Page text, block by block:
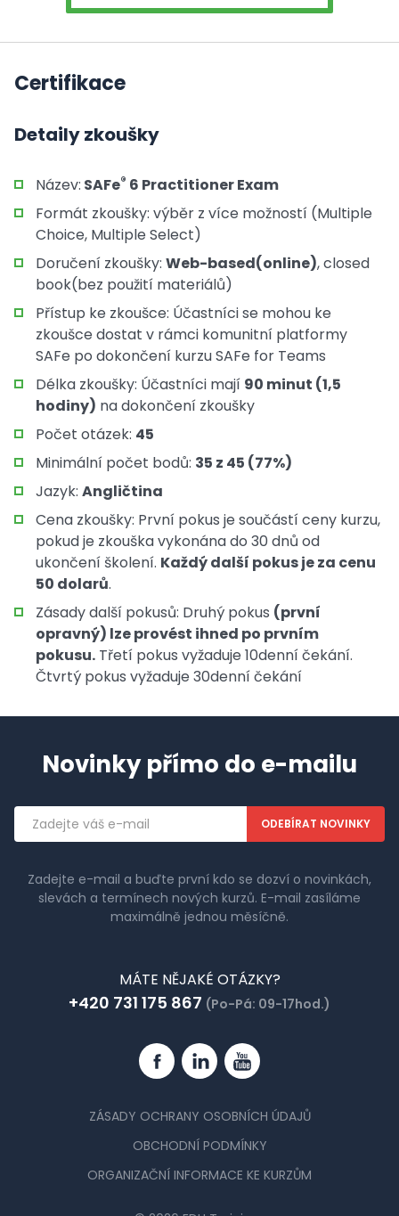
Certifikace
Detaily zkoušky
Název: SAFe® 6 Practitioner Exam
Formát zkoušky: výběr z více možností (Multiple
Choice, Multiple Select)
Doručení zkoušky: Web-based(online), closed
book(bez použití materiálů)
Přístup ke zkoušce: Účastníci se mohou ke
zkoušce dostat v rámci komunitní platformy
SAFe po dokončení kurzu SAFe for Teams
Délka zkoušky: Účastníci mají 90 minut (1,5
hodiny) na dokončení zkoušky
Počet otázek: 45
Minimální počet bodů: 35 z 45 (77%)
Jazyk: Angličtina
Cena zkoušky: První pokus je součástí ceny kurzu,
pokud je zkouška vykonána do 30 dnů od
ukončení školení. Každý další pokus je za cenu
50 dolarů.
Zásady další pokusů: Druhý pokus (první
opravný) lze provést ihned po prvním
pokusu. Třetí pokus vyžaduje 10denní čekání.
Čtvrtý pokus vyžaduje 30denní čekání
Novinky přímo do e-mailu
Emailová
adresa
Zadejte e-mail a buďte první kdo se dozví o novinkách,
slevách a termínech nových kurzů. E-mail zasíláme
maximálně jednou měsíčně.
MÁTE NĚJAKÉ OTÁZKY?
+420 731 175 867 (Po-Pá: 09-17hod.)
FacebookLinkedinYouTube
ZÁSADY OCHRANY OSOBNÍCH ÚDAJŮ
OBCHODNÍ PODMÍNKY
ORGANIZAČNÍ INFORMACE KE KURZŮM